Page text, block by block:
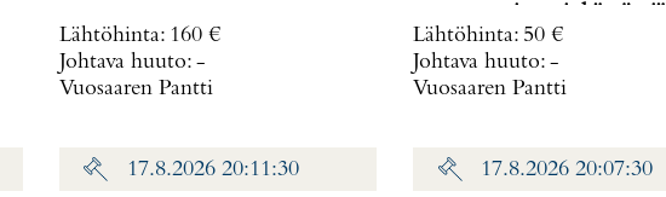
Lähtöhinta: 160 €
Johtava huuto: -
Vuosaaren Pantti
Lähtöhinta: 50 €
Johtava huuto: -
Vuosaaren Pantti
17.8.2026 20:11:30 17.8.2026 20:07:30